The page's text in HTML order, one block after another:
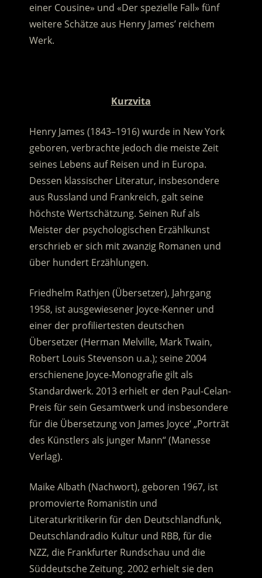
einer Cousine» und «Der spezielle Fall» fünf
weitere Schätze aus Henry James’ reichem
Werk.
Kurzvita
Henry James (1843–1916) wurde in New York
geboren, verbrachte jedoch die meiste Zeit
seines Lebens auf Reisen und in Europa.
Dessen klassischer Literatur, insbesondere
aus Russland und Frankreich, galt seine
höchste Wertschätzung. Seinen Ruf als
Meister der psychologischen Erzählkunst
erschrieb er sich mit zwanzig Romanen und
über hundert Erzählungen.
Friedhelm Rathjen (Übersetzer), Jahrgang
1958, ist ausgewiesener Joyce-Kenner und
einer der profiliertesten deutschen
Übersetzer (Herman Melville, Mark Twain,
Robert Louis Stevenson u.a.); seine 2004
erschienene Joyce-Monografie gilt als
Standardwerk. 2013 erhielt er den Paul-Celan-
Preis für sein Gesamtwerk und insbesondere
für die Übersetzung von James Joyce‘ „Porträt
des Künstlers als junger Mann“ (Manesse
Verlag).
Maike Albath (Nachwort), geboren 1967, ist
promovierte Romanistin und
Literaturkritikerin für den Deutschlandfunk,
Deutschlandradio Kultur und RBB, für die
NZZ, die Frankfurter Rundschau und die
Süddeutsche Zeitung. 2002 erhielt sie den